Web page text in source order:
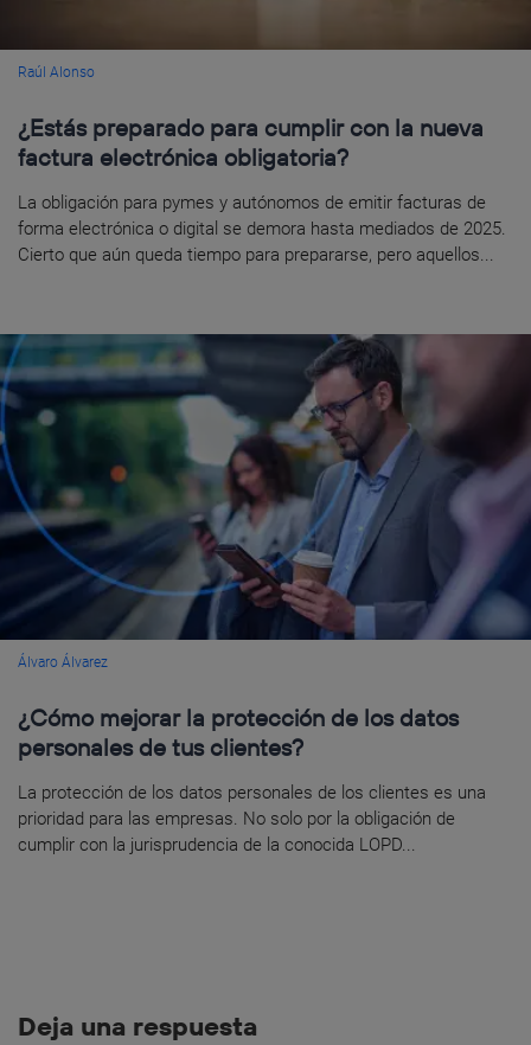
Raúl Alonso
¿Estás preparado para cumplir con la nueva
factura electrónica obligatoria?
La obligación para pymes y autónomos de emitir facturas de
forma electrónica o digital se demora hasta mediados de 2025.
Cierto que aún queda tiempo para prepararse, pero aquellos...
Álvaro Álvarez
¿Cómo mejorar la protección de los datos
personales de tus clientes?
La protección de los datos personales de los clientes es una
prioridad para las empresas. No solo por la obligación de
cumplir con la jurisprudencia de la conocida LOPD...
Deja una respuesta